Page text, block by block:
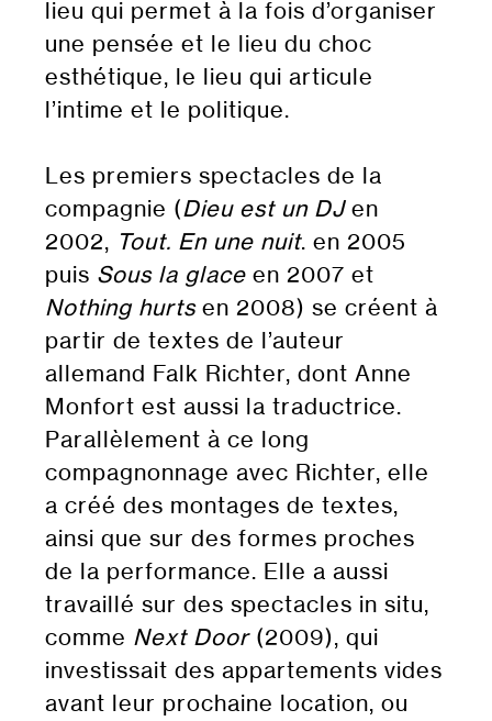
lieu qui permet à la fois d’organiser
une pensée et le lieu du choc
esthétique, le lieu qui articule
l’intime et le politique.
Les premiers spectacles de la
compagnie (Dieu est un DJen
2002, Tout. En une nuit. en 2005
puis Sous la glace en 2007 et
Nothing hurtsen 2008) se créent à
partir de textes de l’auteur
allemand Falk Richter, dont Anne
Monfort est aussi la traductrice.
Parallèlement à ce long
compagnonnage avec Richter, elle
a créé des montages de textes,
ainsi que sur des formes proches
de la performance. Elle a aussi
travaillé sur des spectacles in situ,
comme Next Door(2009), qui
investissait des appartements vides
avant leur prochaine location, ou